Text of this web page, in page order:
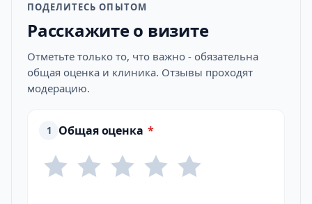
ПОДЕЛИТЕСЬ ОПЫТОМ
Расскажите о визите
Отметьте только то, что важно - обязательна
общая оценка и клиника. Отзывы проходят
модерацию.
1 Общая оценка *